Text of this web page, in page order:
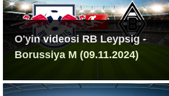
O'yin videosi RB Leypsig -
Borussiya M (09.11.2024)